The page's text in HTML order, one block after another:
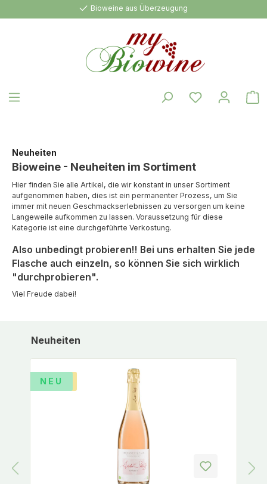
Bioweine aus Überzeugung
Neuheiten
Bioweine - Neuheiten im Sortiment
Hier finden Sie alle Artikel, die wir konstant in unser Sortiment
aufgenommen haben, dies ist ein permanenter Prozess, um Sie
immer mit neuen Geschmackserlebnissen zu versorgen um keine
Langeweile aufkommen zu lassen. Voraussetzung für diese
Kategorie ist eine durchgeführte Verkostung.
Also unbedingt probieren!! Bei uns erhalten Sie jede
Flasche auch einzeln, so können Sie sich wirklich
"durchprobieren".
Viel Freude dabei!
Produktgalerie überspringen
Neuheiten
%
TIPP
NEU